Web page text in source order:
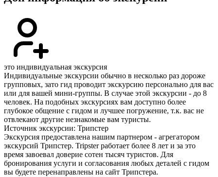
это индивидуальная экскурсия
Индивидуальные экскурсии обычно в несколько раз дороже
групповых, зато гид проводит экскурсию персонально для вас
или для вашей мини-группы. В случае этой экскурсии - до 8
человек. На подобных экскурсиях вам доступно более
глубокое общение с гидом и лучшее погружение, т.к. вас не
отвлекают другие незнакомые вам туристы.
Источник экскурсии: Трипстер
Экскурсия предоставлена нашим партнером - агрегатором
экскурсий Трипстер. Tripster работает более 8 лет и за это
время завоевал доверие сотен тысяч туристов. Для
бронирования услуги и согласования любых деталей с гидом
вы будете перенаправлены на сайт Трипстера.